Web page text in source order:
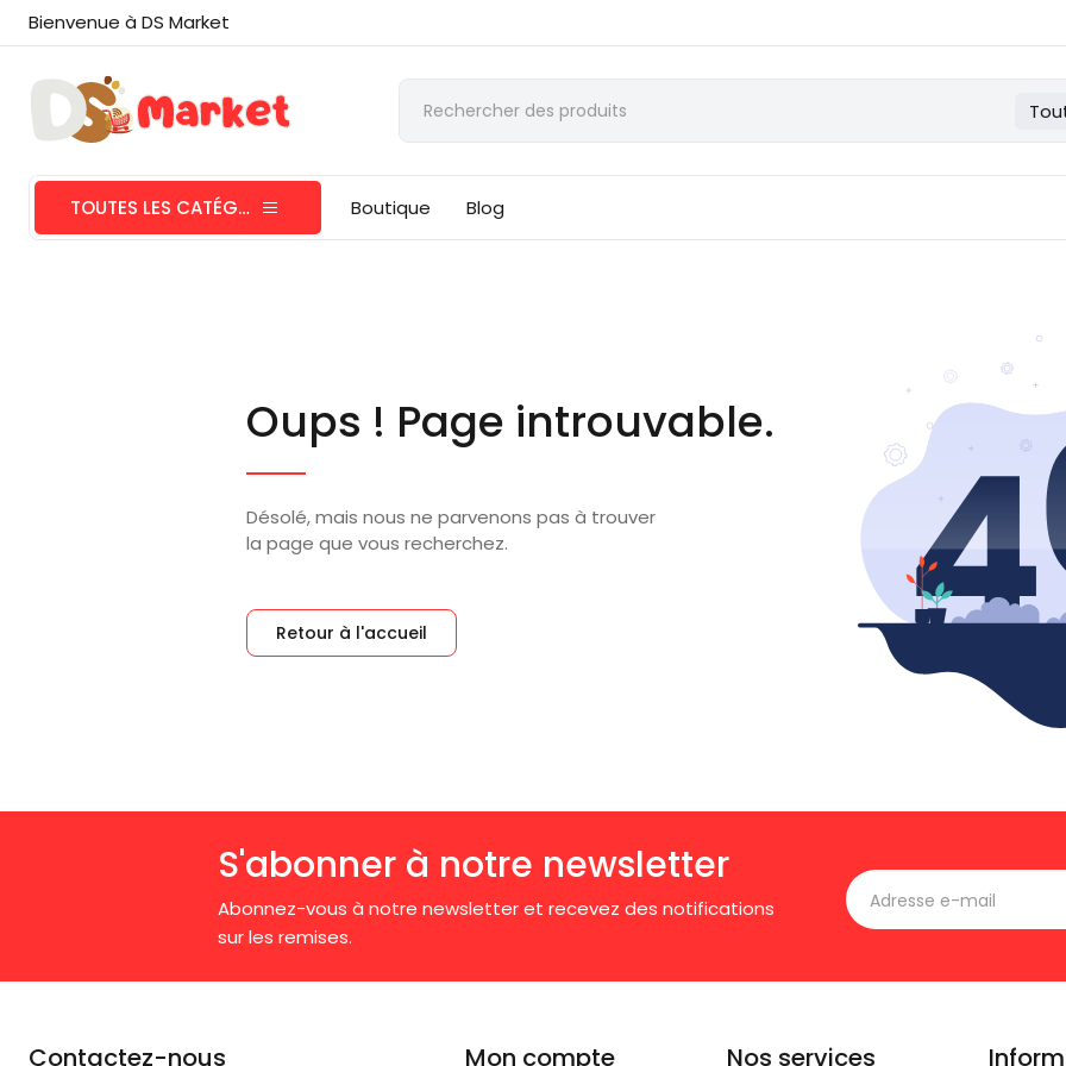
Bienvenue à DS Market
TOUTES LES CATÉGORIES Boutique Blog
Oups ! Page introuvable.
Désolé, mais nous ne parvenons pas à trouver
la page que vous recherchez.
Retour à l'accueil
S'abonner à notre newsletter
Abonnez-vous à notre newsletter et recevez des notifications
sur les remises.
Contactez-nous Mon compte Nos services